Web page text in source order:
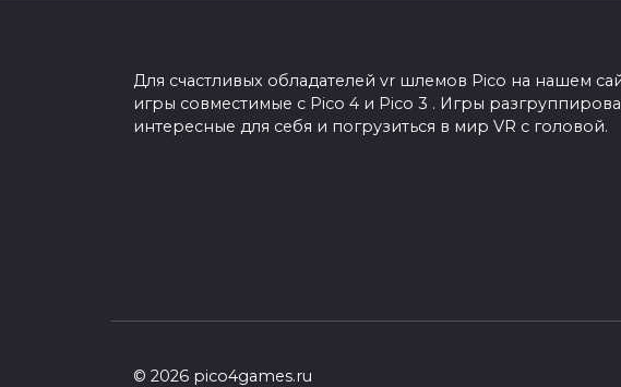
Для счастливых обладателей vr шлемов Pico на нашем
игры совместимые с Pico 4 и Pico 3 . Игры
интересные для себя и погрузиться в мир VR с головой.
© 2026 pico4games.ru